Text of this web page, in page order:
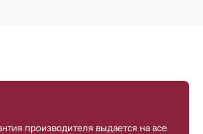
производителя выдается на все